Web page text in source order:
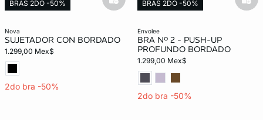
nova
SUJETADOR CON BORDADO
1.299,00 Mex$
2do bra -50%
BRAS 2DO -50% basketfull
envolee
BRA Nº 2 - PUSH-UP
PROFUNDO BORDADO
1.299,00 Mex$
2do bra -50%
BRAS 2DO -50%